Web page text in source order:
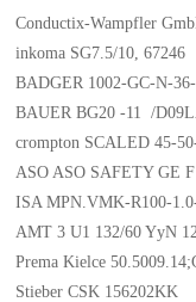
Conductix-Wampfler
inkoma SG7.5/10, 67246
BADGER 1002-GC-N-
BAUER BG20 -11 /
crompton SCALED 45-
ASO ASO SAFETY GE
ISA MPN.VMK-R100-
AMT 3 U1 132/60 YyN
Prema Kielce
Stieber CSK 156202KK